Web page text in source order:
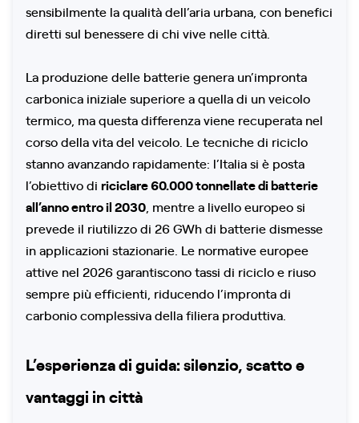
sensibilmente la qualità dell’aria urbana, con benefici
diretti sul benessere di chi vive nelle città.
La produzione delle batterie genera un’impronta
carbonica iniziale superiore a quella di un veicolo
termico, ma questa differenza viene recuperata nel
corso della vita del veicolo. Le tecniche di riciclo
stanno avanzando rapidamente: l’Italia si è posta
l’obiettivo di riciclare 60.000 tonnellate di batterie
all’anno entro il 2030 , mentre a livello europeo si
prevede il riutilizzo di 26 GWh di batterie dismesse
in applicazioni stazionarie. Le normative europee
attive nel 2026 garantiscono tassi di riciclo e riuso
sempre più efficienti, riducendo l’impronta di
carbonio complessiva della filiera produttiva.
L’esperienza di guida: silenzio, scatto e
vantaggi in città